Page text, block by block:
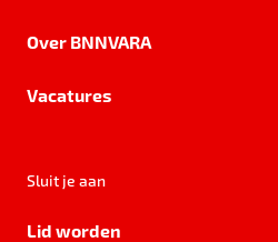
Over BNNVARA
Vacatures
Sluit je aan
Lid worden